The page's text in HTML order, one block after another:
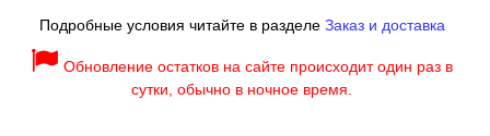
Подробные условия читайте в разделе Заказ и доставка
Обновление остатков на сайте происходит один раз в
сутки, обычно в ночное время.